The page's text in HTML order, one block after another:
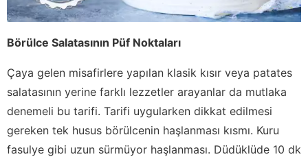
Börülce Salatasının Püf Noktaları
Çaya gelen misafirlere yapılan klasik kısır veya patates
salatasının yerine farklı lezzetler arayanlar da mutlaka
denemeli bu tarifi. Tarifi uygularken dikkat edilmesi
gereken tek husus börülcenin haşlanması kısmı. Kuru
fasulye gibi uzun sürmüyor haşlanması. Düdüklüde 10 dk